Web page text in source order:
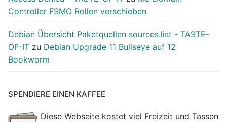
Controller FSMO Rollen verschieben
Debian Übersicht Paketquellen sources.list - TASTE-
OF-IT zu Debian Upgrade 11 Bullseye auf 12
Bookworm
SPENDIERE EINEN KAFFEE
Diese Webseite kostet viel Freizeit und Tassen